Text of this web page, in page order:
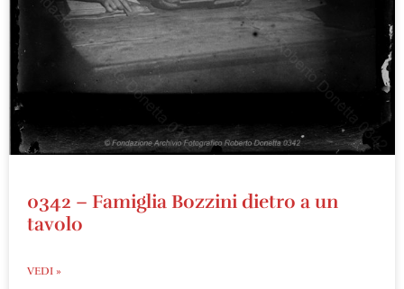
0342 – Famiglia Bozzini dietro a un
tavolo
VEDI »